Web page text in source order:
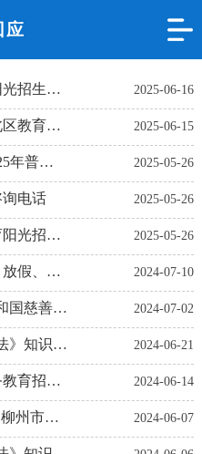
应
2025-06-16
做好2025年城中区义务教育阳光招生工作的通知
2025-06-15
2025年度柳州市教育局、柳北区教育局、城中区教育局所属事业单位公开招聘工作人员面试成绩公示
2025-05-26
高考丨8个问题，带你了解2025年普通高等学校高水平运动队招生政策
2025-05-26
询电话
2025-05-26
柳州全面启动2025年义务教育阳光招生工作 ——免试就近入学、公民同招、学位保障多措并举护航教育公平
2024-07-10
柳州市最新中小学校历来了！放假、开学时间→
2024-07-02
科普 |新修改的《中华人民共和国慈善法》知识问与答（第三期）
2024-06-21
科普 |《中华人民共和国慈善法》知识问与答（第二期）
2024-06-14
五个继续！2024年柳州市义务教育招生政策维持稳定
2024-06-07
【“双减”专题】家长们速看！柳州市教育局公布最新学科类校外培训机构“黑白名单”